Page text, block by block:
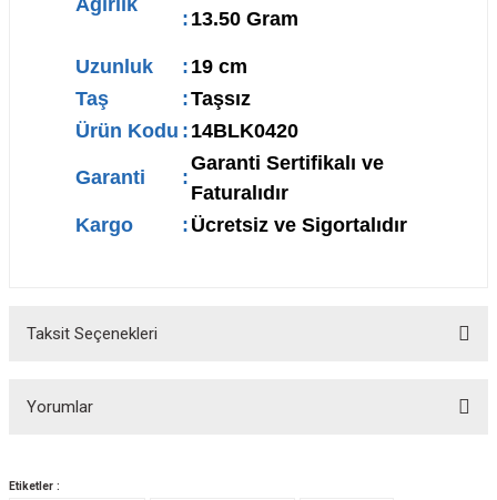
Ağırlık
: 13.50 Gram
Uzunluk : 19 cm
Taş
:Taşsız
Ürün Kodu : 14BLK0420
Garanti :
Garanti Sertifikalı ve
Faturalıdır
Kargo
: Ücretsiz ve Sigortalıdır
Taksit Seçenekleri
Yorumlar
Etiketler :